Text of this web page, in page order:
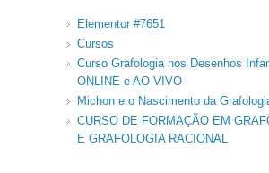
Elementor #7651
Cursos
Curso Grafologia nos Desenhos
ONLINE e AO VIVO
Michon e o Nascimento da
CURSO DE FORMAÇÃO EM
E GRAFOLOGIA RACIONAL